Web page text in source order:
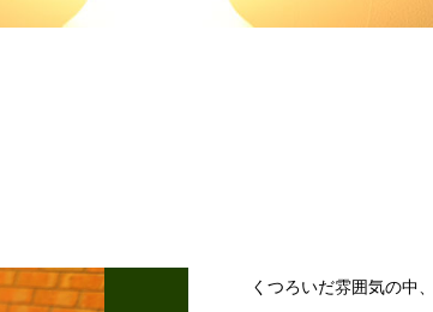
くつろいだ雰囲気の中